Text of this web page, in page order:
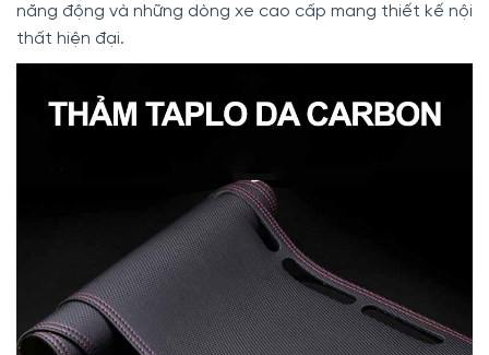
năng động và những dòng xe cao cấp mang thiết kế nội
thất hiện đại.